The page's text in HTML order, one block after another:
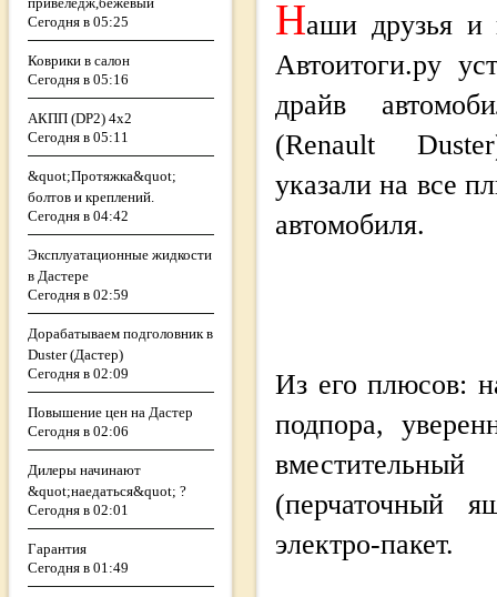
Сегодня в 05:25
Коврики в салон
Сегодня в 05:16
АКПП (DP2) 4х2
Сегодня в 05:11
&quot;Протяжка&quot;
болтов и креплений.
Сегодня в 04:42
Эксплуатационные жидкости
в Дастере
Сегодня в 02:59
Дорабатываем подголовник в
Duster (Дастер)
Сегодня в 02:09
Повышение цен на Дастер
Сегодня в 02:06
Дилеры начинают
&quot;наедаться&quot; ?
Сегодня в 02:01
Гарантия
Сегодня в 01:49
Наши друзья и
Автоитоги.ру
драйв
(Renault
указали на все
автомобиля.
Из его плюсов:
подпора,
(перчаточный
электро-пакет.